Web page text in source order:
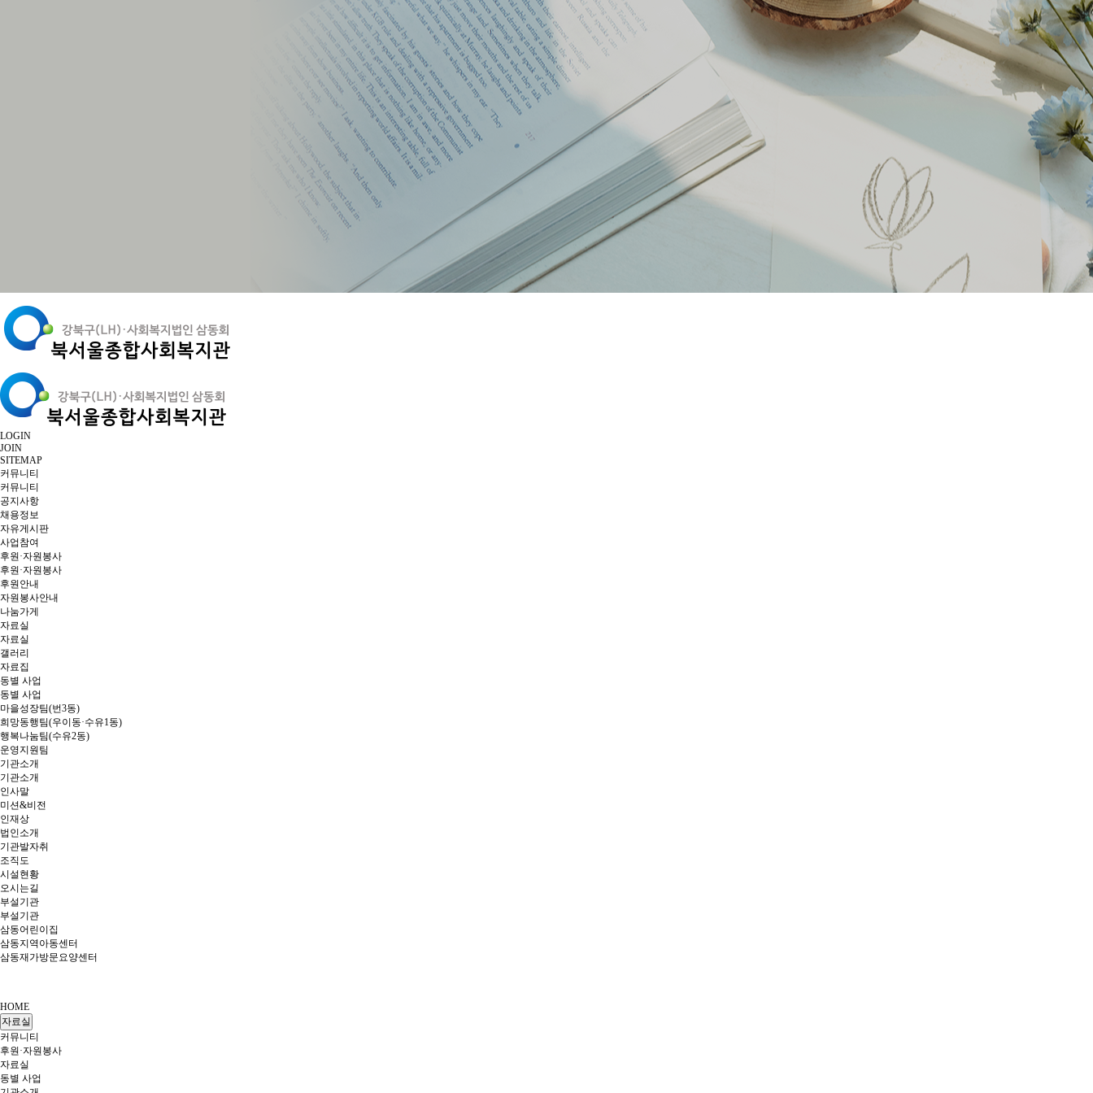
LOGIN
JOIN
SITEMAP
커뮤니티
커뮤니티
공지사항
채용정보
자유게시판
사업참여
후원·자원봉사
후원·자원봉사
후원안내
자원봉사안내
나눔가게
자료실
자료실
갤러리
자료집
동별 사업
동별 사업
마을성장팀(번3동)
희망동행팀(우이동·수유1동)
행복나눔팀(수유2동)
운영지원팀
기관소개
기관소개
인사말
미션&비전
인재상
법인소개
기관발자취
조직도
시설현황
오시는길
부설기관
부설기관
삼동어린이집
삼동지역아동센터
삼동재가방문요양센터
HOME
자료실
커뮤니티
후원·자원봉사
자료실
동별 사업